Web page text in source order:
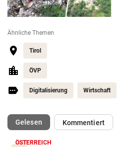
Ähnliche Themen
Tirol
ÖVP
Digitalisierung Wirtschaft
Gelesen(ausgewählt)Kommentiert
ÖSTERREICH